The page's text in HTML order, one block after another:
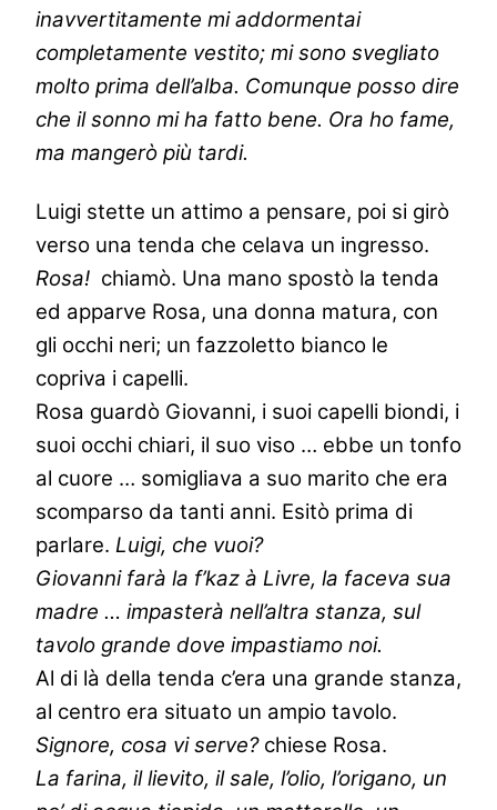
inavvertitamente mi addormentai
completamente vestito; mi sono svegliato
molto prima dell’alba. Comunque posso dire
che il sonno mi ha fatto bene. Ora ho fame,
ma mangerò più tardi.
Luigi stette un attimo a pensare, poi si girò
verso una tenda che celava un ingresso.
Rosa! chiamò. Una mano spostò la tenda
ed apparve Rosa, una donna matura, con
gli occhi neri; un fazzoletto bianco le
copriva i capelli.
Rosa guardò Giovanni, i suoi capelli biondi, i
suoi occhi chiari, il suo viso … ebbe un tonfo
al cuore … somigliava a suo marito che era
scomparso da tanti anni. Esitò prima di
parlare. Luigi, che vuoi?
Giovanni farà la f’kaz à Livre, la faceva sua
madre … impasterà nell’altra stanza, sul
tavolo grande dove impastiamo noi.
Al di là della tenda c’era una grande stanza,
al centro era situato un ampio tavolo.
Signore, cosa vi serve?chiese Rosa.
La farina, il lievito, il sale, l’olio, l’origano, un